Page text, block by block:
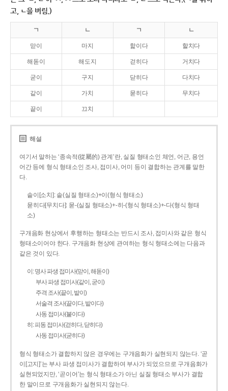
고, ㄴ을 버림.)
ㄱ ㄴ ㄱ ㄴ
맏이 마지 핥이다 할치다
해돋이 해도지 걷히다 거치다
굳이 구지 닫히다 다치다
같이 가치 묻히다 무치다
끝이 끄치
해설
여기서 말하는 ‘종속적(從屬的) 관계’란, 실질 형태소인 체언, 어근, 용언
어간 등에 형식 형태소인 조사, 접미사, 어미 등이 결합하는 관계를 말한
다.
솥이[소치]: 솥(실질 형태소)+이(형식 형태소)
묻히다[무치다]: 묻­-(실질 형태소)+­-히­-(형식 형태소)+-다(형식 형태
소)
구개음화 현상에서 후행하는 형태소는 반드시 조사, 접미사와 같은 형식
형태소이어야 한다. 구개음화 현상에 관여하는 형식 형태소에는 다음과
같은 것이 있다.
이: 명사 파생 접미사(맏이, 해돋이)
부사 파생 접미사(같이, 굳이)
주격 조사(끝이, 밭이)
서술격 조사(끝이다, 밭이다)
사동 접미사(붙이다)
히: 피동 접미사(걷히다, 닫히다)
사동 접미사(굳히다)
형식 형태소가 결합하지 않은 경우에는 구개음화가 실현되지 않는다. ‘곧
이[고지]’는 부사 파생 접미사가 결합하여 부사가 되었으므로 구개음화가
실현되었지만, ‘곧이어’는 형식 형태소가 아닌 실질 형태소 부사가 결합
한 말이므로 구개음화가 실현되지 않는다.